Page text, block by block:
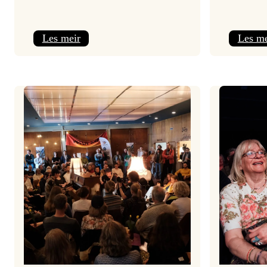
Les meir:
–
3.
joledag
Les